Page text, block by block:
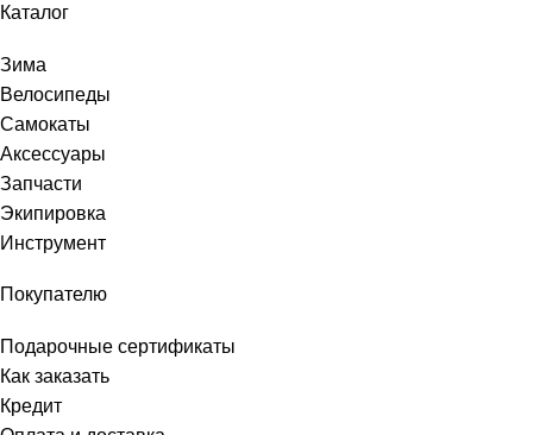
Каталог
Зима
Велосипеды
Самокаты
Аксессуары
Запчасти
Экипировка
Инструмент
Покупателю
Подарочные сертификаты
Как заказать
Кредит